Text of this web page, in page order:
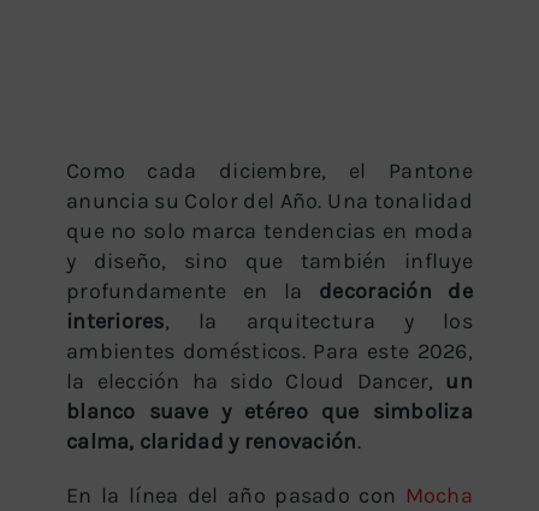
Como cada diciembre, el Pantone
anuncia su Color del Año. Una tonalidad
que no solo marca tendencias en moda
y diseño, sino que también influye
profundamente en la decoración de
interiores, la arquitectura y los
ambientes domésticos. Para este 2026,
la elección ha sido Cloud Dancer, un
blanco suave y etéreo que simboliza
calma, claridad y renovación.
En la línea del año pasado con Mocha